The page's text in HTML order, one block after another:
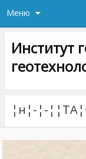
Меню
Институт
¦н¦-¦-